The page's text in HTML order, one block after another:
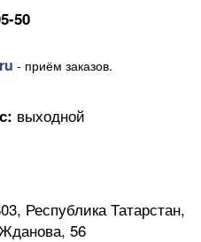
50
- приём заказов.
выходной
Республика Татарстан,
56